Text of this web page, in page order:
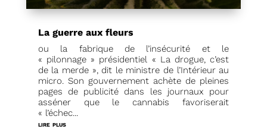
La guerre aux fleurs
ou la fabrique de l’insécurité et le
« pilonnage » présidentiel « La drogue, c’est
de la merde », dit le ministre de l’Intérieur au
micro. Son gouvernement achète de pleines
pages de publicité dans les journaux pour
asséner que le cannabis favoriserait
« l’échec...
lire plus